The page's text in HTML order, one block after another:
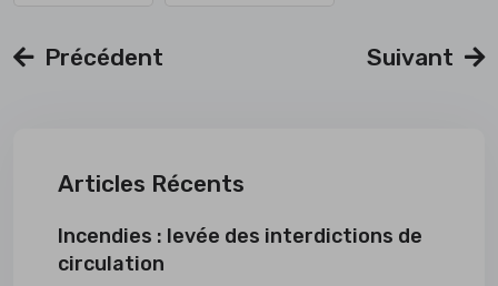
Précédent Suivant
Articles Récents
Incendies : levée des interdictions de
circulation